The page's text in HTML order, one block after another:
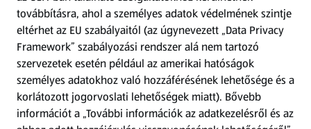
Adattörlő alkalmazás
Szervizpont
(új oldalon nyílik meg)
Fedezz fel minket az interneten!
továbbításra, ahol a személyes adatok védelmének szintje
eltérhet az EU szabályaitól (az úgynevezett „Data Privacy
Framework” szabályozási rendszer alá nem tartozó
szervezetek esetén például az amerikai hatóságok
személyes adatokhoz való hozzáférésének lehetősége és a
korlátozott jogorvoslati lehetőségek miatt). Bővebb
információt a „További információk az adatkezelésről és az